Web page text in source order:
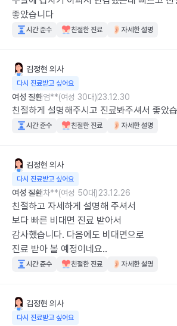
좋았습니다
시간 준수 친절한 진료 자세한 설명
김정현 의사
다시 진료받고 싶어요
여성 질환엄**(여성 30대)23.12.30
친절하게 설명해주시고 진료봐주셔서 좋았
시간 준수 친절한 진료 자세한 설명
김정현 의사
다시 진료받고 싶어요
여성 질환차**(여성 50대)23.12.26
친절하고 자세하게 설명해 주셔서
보다 빠른 비대면 진료 받아서
감사했습니다. 다음에도 비대면으로
진료 받아 볼 예정이네요..
시간 준수 친절한 진료 자세한 설명
김정현 의사
다시 진료받고 싶어요